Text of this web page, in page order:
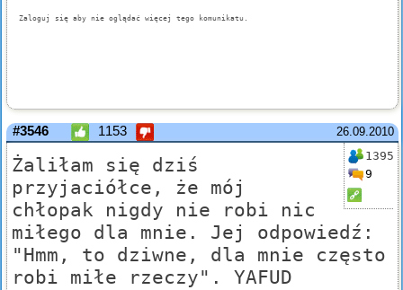
26.09.2010
#3546 1153
1395
9
Żaliłam się dziś
przyjaciółce, że mój
chłopak nigdy nie robi nic
miłego dla mnie. Jej odpowiedź:
"Hmm, to dziwne, dla mnie często
robi miłe rzeczy". YAFUD